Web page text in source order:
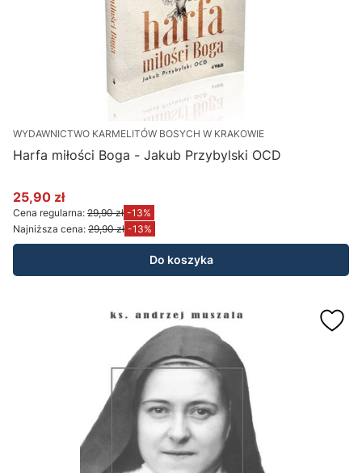
WYDAWNICTWO KARMELITÓW BOSYCH W KRAKOWIE
Harfa miłości Boga - Jakub Przybylski OCD
Cena promocyjna
25,90 zł
Cena regularna: 29,90 zł -13%
Najniższa cena: 29,90 zł -13%
Do koszyka